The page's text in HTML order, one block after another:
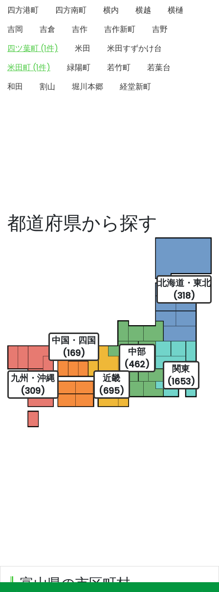
四方港町
四方南町 横内 横越
横樋
吉岡
吉倉 吉作 吉作新町
吉野
四ツ葉町 (1件)
米田
米田すずかけ台
米田町 (1件)
緑陽町 若竹町
若葉台
和田
割山 堀川本郷 経堂新町
都道府県から探す
北海道・東北
(318)
関東
(1653)
中部
(462)
近畿
(695)
中国・四国
(169)
九州・沖縄
(309)
富山県の市区町村